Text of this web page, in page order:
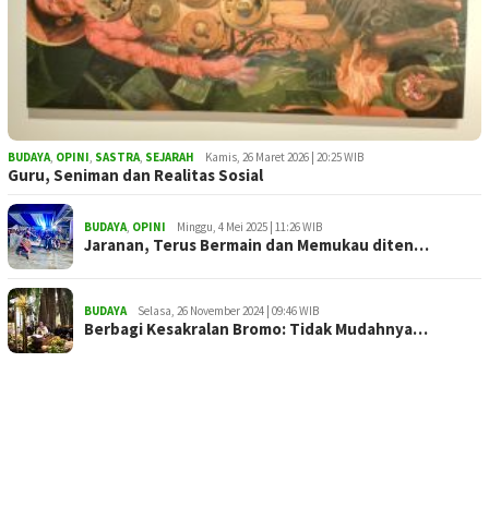
BUDAYA, OPINI, SASTRA, SEJARAH Kamis, 26 Maret 2026 | 20:25 WIB
Guru, Seniman dan Realitas Sosial
BUDAYA, OPINI Minggu, 4 Mei 2025 | 11:26 WIB
Jaranan, Terus Bermain dan Memukau diten…
BUDAYA Selasa, 26 November 2024 | 09:46 WIB
Berbagi Kesakralan Bromo: Tidak Mudahnya…